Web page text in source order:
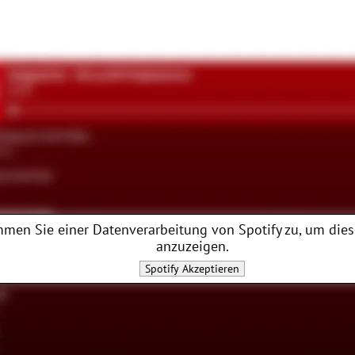
Sie einer Datenverarbeitung von Spotifyzu, um
anzuzeigen.
Spotify Akzeptieren